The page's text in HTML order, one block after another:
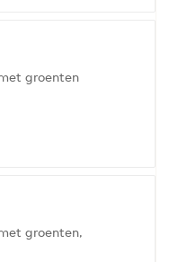
groenten
groenten,